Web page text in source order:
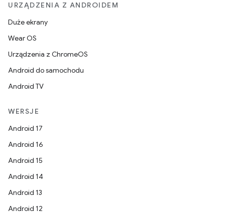
URZĄDZENIA Z ANDROIDEM
Duże ekrany
Wear OS
Urządzenia z ChromeOS
Android do samochodu
Android TV
WERSJE
Android 17
Android 16
Android 15
Android 14
Android 13
Android 12